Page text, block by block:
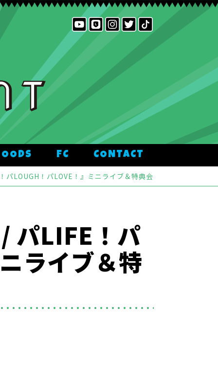
FC CONTACT
LOUGH！パLOVE！』ミニライブ＆特典会
パLIFE！パ
ライブ＆特